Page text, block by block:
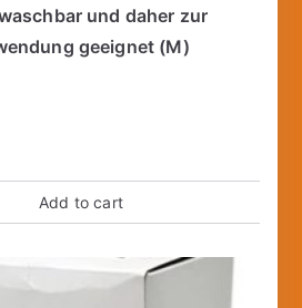
und daher zur
geeignet (M)
Add to cart